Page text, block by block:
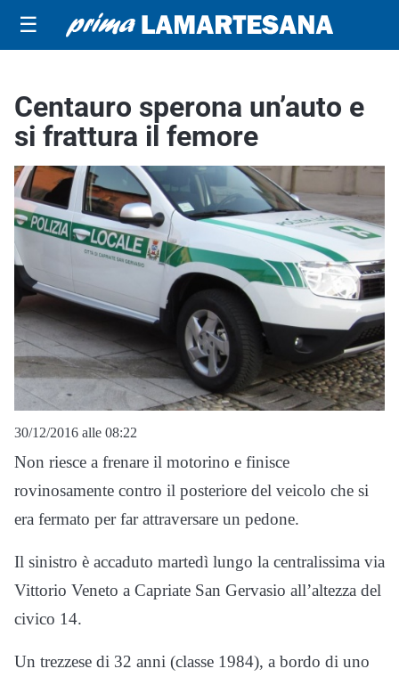
☰
Centauro sperona un’auto e
si frattura il femore
30/12/2016 alle 08:22
Non riesce a frenare il motorino e finisce
rovinosamente contro il posteriore del veicolo che si
era fermato per far attraversare un pedone.
Il sinistro è accaduto martedì lungo la centralissima via
Vittorio Veneto a Capriate San Gervasio all’altezza del
civico 14.
Un trezzese di 32 anni (classe 1984), a bordo di uno